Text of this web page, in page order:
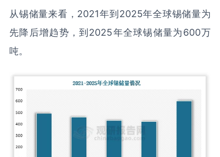
从锡储量来看，2021年到2025年全球锡储量为
先降后增趋势，到2025年全球锡储量为600万
吨。